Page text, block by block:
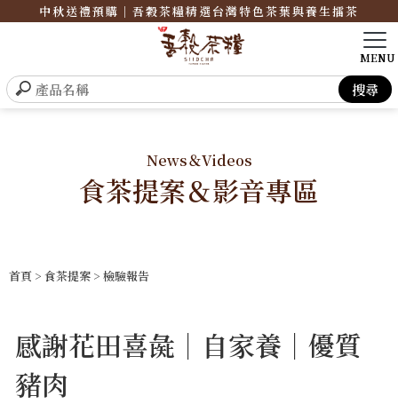
中秋送禮預購｜吾穀茶糧精選台灣特色茶葉與養生擂茶
News＆Videos
食茶提案＆影音專區
首頁 > 食茶提案 > 檢驗報告
感謝花田喜彘｜自家養｜優質
豬肉